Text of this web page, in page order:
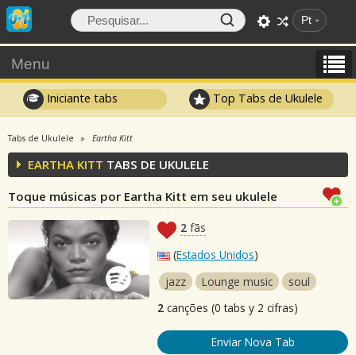
Pt
Menu
Iniciante tabs Top Tabs de Ukulele
Tabs de Ukulele Eartha Kitt
EARTHA KITT TABS DE UKULELE
Toque músicas por Eartha Kitt em seu ukulele
2 fãs
(Estados Unidos)
jazz
Lounge music
soul
2 canções (0 tabs y 2 cifras)
Enviar Nova Tab